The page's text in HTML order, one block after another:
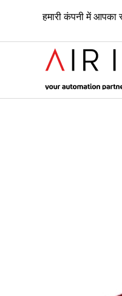
हमारी कंपनी में आपका